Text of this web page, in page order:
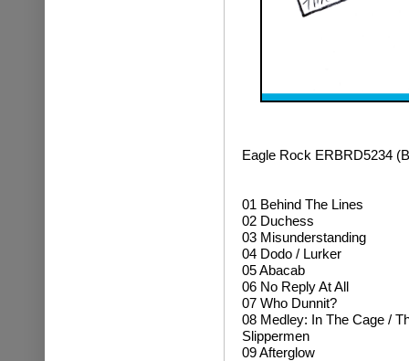
Eagle Rock ERBRD5234
01 Behind The Lines
02 Duchess
03 Misunderstanding
04 Dodo / Lurker
05 Abacab
06 No Reply At All
07 Who Dunnit?
08 Medley: In The Cage /
Slippermen
09 Afterglow